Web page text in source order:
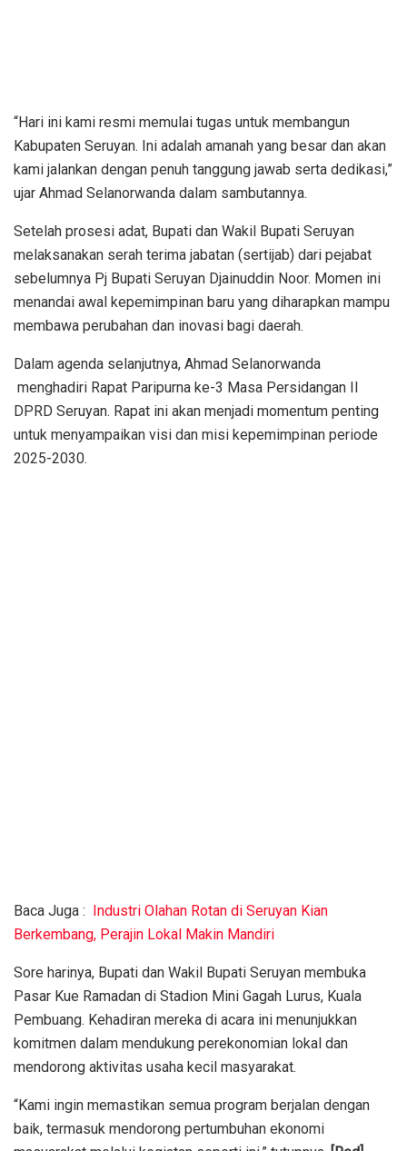
“Hari ini kami resmi memulai tugas untuk membangun
Kabupaten Seruyan. Ini adalah amanah yang besar dan akan
kami jalankan dengan penuh tanggung jawab serta dedikasi,”
ujar Ahmad Selanorwanda dalam sambutannya.
Setelah prosesi adat, Bupati dan Wakil Bupati Seruyan
melaksanakan serah terima jabatan (sertijab) dari pejabat
sebelumnya Pj Bupati Seruyan Djainuddin Noor. Momen ini
menandai awal kepemimpinan baru yang diharapkan mampu
membawa perubahan dan inovasi bagi daerah.
Dalam agenda selanjutnya, Ahmad Selanorwanda
menghadiri Rapat Paripurna ke-3 Masa Persidangan II
DPRD Seruyan. Rapat ini akan menjadi momentum penting
untuk menyampaikan visi dan misi kepemimpinan periode
2025-2030.
Baca Juga : Industri Olahan Rotan di Seruyan Kian
Berkembang, Perajin Lokal Makin Mandiri
Sore harinya, Bupati dan Wakil Bupati Seruyan membuka
Pasar Kue Ramadan di Stadion Mini Gagah Lurus, Kuala
Pembuang. Kehadiran mereka di acara ini menunjukkan
komitmen dalam mendukung perekonomian lokal dan
mendorong aktivitas usaha kecil masyarakat.
“Kami ingin memastikan semua program berjalan dengan
baik, termasuk mendorong pertumbuhan ekonomi